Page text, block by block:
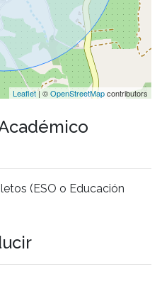
Leaflet| ©OpenStreetMapcontributors
(ESO o Educación